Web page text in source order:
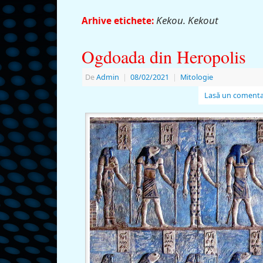
Arhive etichete: Kekou. Kekout
Ogdoada din Heropolis
DeAdmin | 08/02/2021 | Mitologie
Lasă un